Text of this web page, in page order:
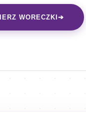
WORECZKI ➔